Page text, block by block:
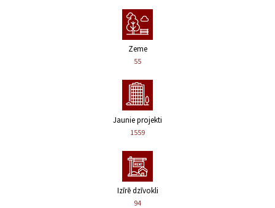
Zeme
55
Jaunie projekti
1559
Izīrē dzīvokli
94